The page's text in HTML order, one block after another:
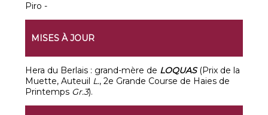
Piro -
MISES À JOUR
Hera du Berlais : grand-mère de LOQUAS (Prix de la
Muette, Auteuil L., 2e Grande Course de Haies de
Printemps Gr.3).